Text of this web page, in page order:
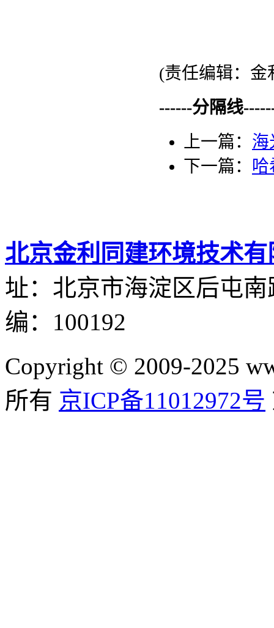
(责任编辑：金
------分隔线
上一篇： 海
下一篇： 哈
北京金利同建环境技术有
址：北京市海淀区后屯
编：100192
Copyright © 2009-2025
所有 京ICP备11012972号